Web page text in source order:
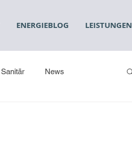
ENERGIEBLOG LEISTUNGEN
Sanitär News